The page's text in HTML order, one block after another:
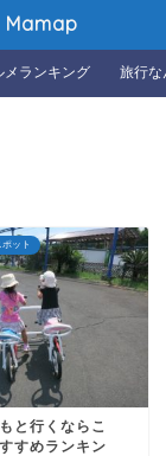
メランキング 旅行な
ット
と行くならこ
すめランキン